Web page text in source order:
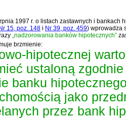
1997 r. o listach zastawnych i bankach
15, poz. 148 i Nr 39, poz. 459) wprowadza
„nadzorowania banków hipotecznych”
brzmienie:
hipotecznej
ustaloną
banku
jako
przez bank